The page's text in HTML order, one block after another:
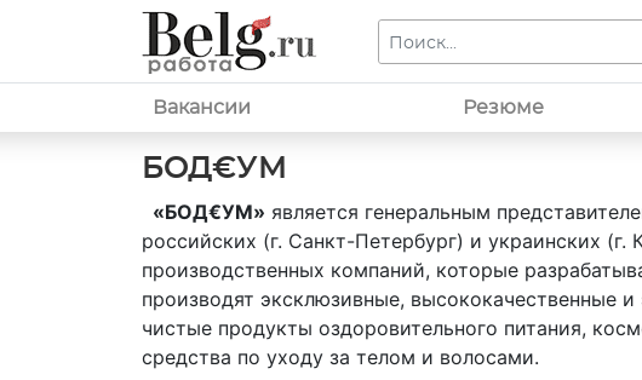
Вакансии Резюме
БОД€УМ
«БОД€УМ» является генеральным
российских (г. Санкт-Петербург) и украинских (г.
производственных компаний, которые
производят эксклюзивные, высококачественные и
чистые продукты оздоровительного питания,
средства по уходу за телом и волосами.